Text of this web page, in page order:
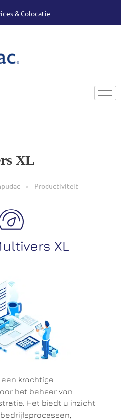
& Colocatie
XL
Productiviteit
XL
een krachtige
het beheer van
Het biedt u inzicht